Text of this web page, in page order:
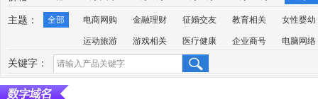
主题： 全部 电商网购 金融理财 征婚交友 教育相关 女性婴幼
运动旅游 游戏相关 医疗健康 企业商号 电脑网络
关键字：